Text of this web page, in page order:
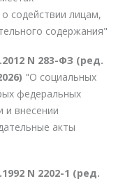
содействии лицам,
содержания"
N 283-ФЗ (ред.
"О социальных
федеральных
и внесении
акты
N 2202-1 (ред.